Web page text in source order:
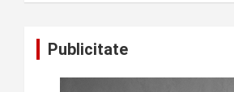
Publicitate